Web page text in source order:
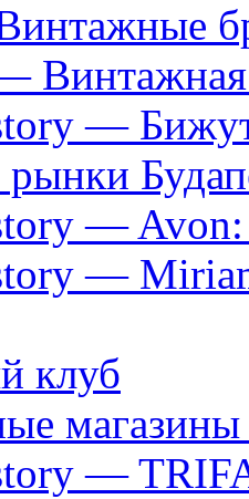
Винтажная
—
—
—
клуб
—